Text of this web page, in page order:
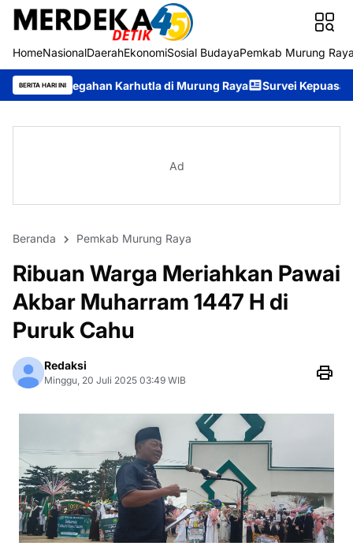
HomeNasionalDaerahEkonomiSosial BudayaPemkab Murung
BERITA HARI INI
Karhutla di Murung Raya Survei Kepuasan Masyarakat
Ad
Beranda Pemkab Murung Raya
Ribuan Warga Meriahkan Pawai
Akbar Muharram 1447 H di
Puruk Cahu
Redaksi
Minggu, 20 Juli 2025 03:49 WIB